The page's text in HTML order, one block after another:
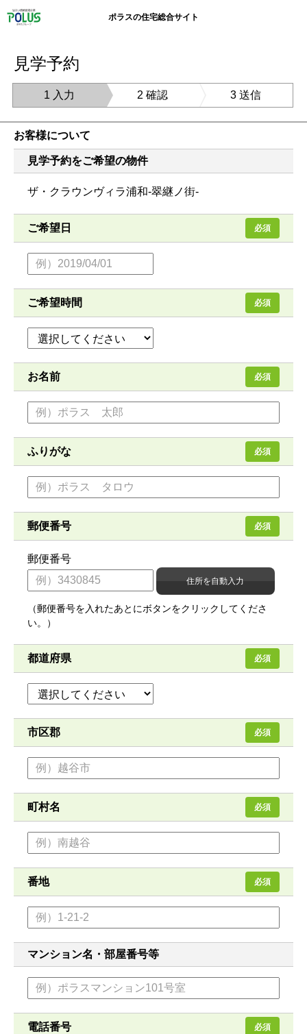
ポラスの住宅総合サイト
見学予約
1 入力 2 確認 3 送信
お客様について
見学予約をご希望の物件
ザ・クラウンヴィラ浦和-翠継ノ街-
ご希望日 必須
ご希望時間 必須
お名前 必須
ふりがな 必須
郵便番号 必須
郵便番号
（郵便番号を入れたあとにボタンをクリックしてくださ
い。）
都道府県 必須
市区郡 必須
町村名 必須
番地 必須
マンション名・部屋番号等
電話番号 必須